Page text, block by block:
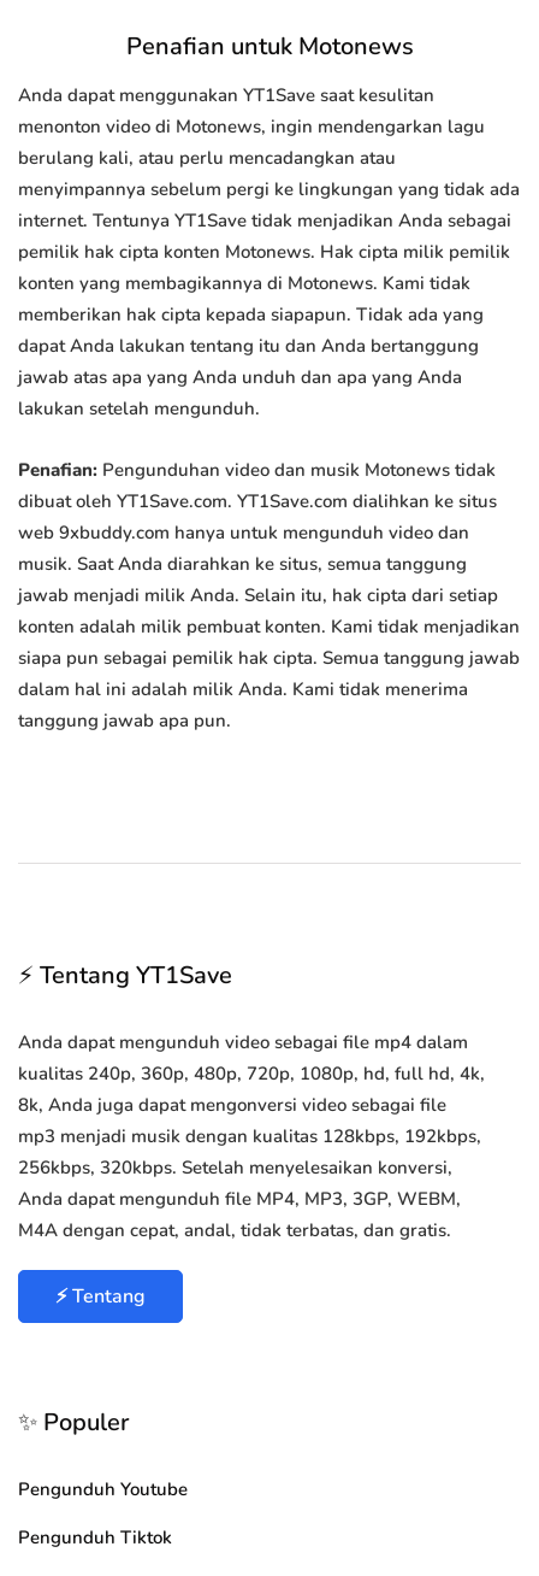
Penafian untuk Motonews
Anda dapat menggunakan YT1Save saat kesulitan
menonton video di Motonews, ingin mendengarkan lagu
berulang kali, atau perlu mencadangkan atau
menyimpannya sebelum pergi ke lingkungan yang tidak ada
internet. Tentunya YT1Save tidak menjadikan Anda sebagai
pemilik hak cipta konten Motonews. Hak cipta milik pemilik
konten yang membagikannya di Motonews. Kami tidak
memberikan hak cipta kepada siapapun. Tidak ada yang
dapat Anda lakukan tentang itu dan Anda bertanggung
jawab atas apa yang Anda unduh dan apa yang Anda
lakukan setelah mengunduh.
Penafian: Pengunduhan video dan musik Motonews tidak
dibuat oleh YT1Save.com. YT1Save.com dialihkan ke situs
web 9xbuddy.com hanya untuk mengunduh video dan
musik. Saat Anda diarahkan ke situs, semua tanggung
jawab menjadi milik Anda. Selain itu, hak cipta dari setiap
konten adalah milik pembuat konten. Kami tidak menjadikan
siapa pun sebagai pemilik hak cipta. Semua tanggung jawab
dalam hal ini adalah milik Anda. Kami tidak menerima
tanggung jawab apa pun.
⚡ Tentang YT1Save
Anda dapat mengunduh video sebagai file mp4 dalam
kualitas 240p, 360p, 480p, 720p, 1080p, hd, full hd, 4k,
8k, Anda juga dapat mengonversi video sebagai file
mp3 menjadi musik dengan kualitas 128kbps, 192kbps,
256kbps, 320kbps. Setelah menyelesaikan konversi,
Anda dapat mengunduh file MP4, MP3, 3GP, WEBM,
M4A dengan cepat, andal, tidak terbatas, dan gratis.
⚡ Tentang
✨ Populer
Pengunduh Youtube
Pengunduh Tiktok